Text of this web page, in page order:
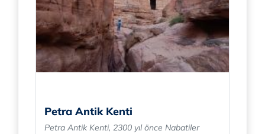
Petra Antik Kenti
Petra Antik Kenti, 2300 yıl önce Nabatiler